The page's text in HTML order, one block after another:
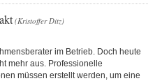
(Kristoffer Ditz)
im Betrieb. Doch heute
mehr aus. Professionelle
müssen erstellt werden, um eine